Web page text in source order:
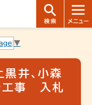
。
▼
井､小森
工事 入札